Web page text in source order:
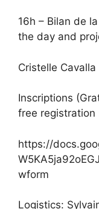
16h – Bilan de
the day and
Cristelle
Inscriptions
free registration
https://
wform
Logistics: